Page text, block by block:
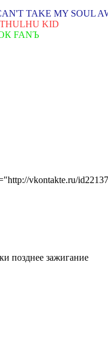
TAKE MY SOUL
KID
FANЪ
vkontakte.ru/
позднее зажигание